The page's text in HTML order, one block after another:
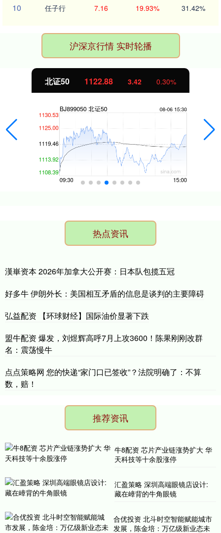
10 任子行 7.16 19.93% 31.42%
沪深京行情 实时轮播
北证50 1122.88 3.42 0.30%
热点资讯
漢崋资本 2026年加拿大公开赛：日本队包揽五冠
好多牛 伊朗外长：美国相互矛盾的信息是谈判的主要障碍
弘益配资 【环球财经】国际油价显著下跌
盟牛配资 爆发，刘煜辉高呼7月上攻3600！陈果刚刚改群
名：震荡慢牛
点点策略网 您的快递“家门口已签收”？法院明确了：不算
数，赔！
推荐资讯
牛8配资 芯片产业链涨势扩大 华
天科技等十余股涨停
汇盈策略 深圳高端眼镜店设计:
藏在嶂背的牛角眼镜
合优投资 ​北斗时空智能赋能城市
发展，陈金培：万亿级新业态未